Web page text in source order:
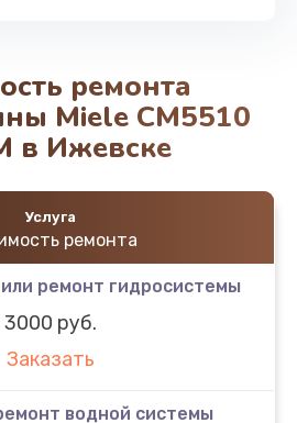
ремонта
Miele CM5510
в Ижевске
Услуга
ремонта
ремонт гидросистемы
3000 руб.
Заказать
водной системы